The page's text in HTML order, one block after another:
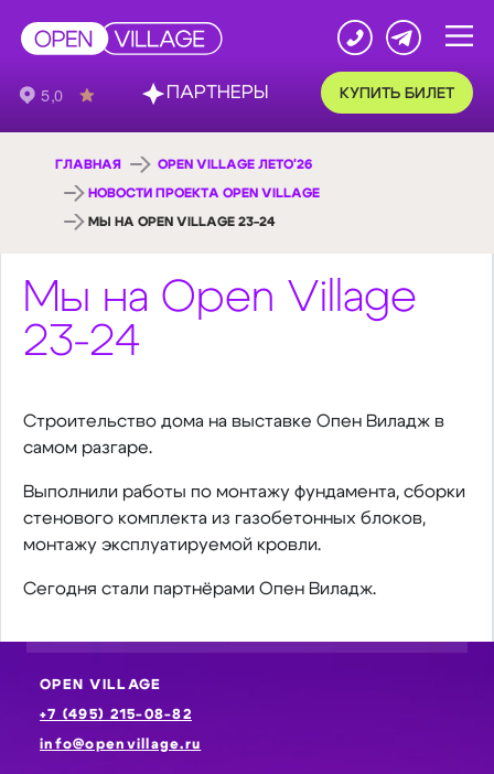
КУПИТЬ БИЛЕТ
ГЛАВНАЯ OPEN VILLAGE ЛЕТО'26
НОВОСТИ ПРОЕКТА OPEN VILLAGE
МЫ НА OPEN VILLAGE 23-24
Мы на Open Village
23-24
Строительство дома на выставке Опен Виладж в
самом разгаре.
Выполнили работы по монтажу фундамента, сборки
стенового комплекта из газобетонных блоков,
монтажу эксплуатируемой кровли.
Сегодня стали партнёрами Опен Виладж.
OPEN VILLAGE
+7 (495) 215-08-82
info@openvillage.ru